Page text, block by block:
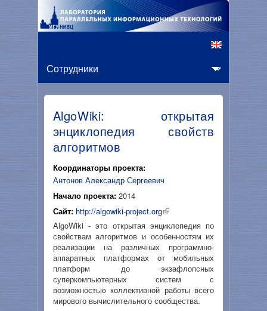
AlgoWiki: открытая
энциклопедия свойств
алгоритмов
Координаторы проекта:
Антонов Александр Сергеевич
Начало проекта: 2014
Сайт: http://algowiki-project.org
AlgoWiki - это открытая энциклопедия по
свойствам алгоритмов и особенностям их
реализации на различных программно-
аппаратных платформах от мобильных
платформ до экзафлопсных
суперкомпьютерных систем с
возможностью коллективной работы всего
мирового вычислительного сообщества.